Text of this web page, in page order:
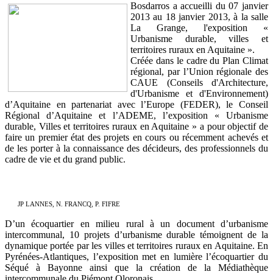
Bosdarros a accueilli du 07 janvier
2013 au 18 janvier 2013, à la salle
La Grange, l'exposition «
Urbanisme durable, villes et
territoires ruraux en Aquitaine ».
Créée dans le cadre du Plan Climat
régional, par l’Union régionale des
CAUE (Conseils d'Architecture,
d'Urbanisme et d'Environnement)
d’Aquitaine en partenariat avec l’Europe (FEDER), le Conseil
Régional d’Aquitaine et l’ADEME, l’exposition « Urbanisme
durable, Villes et territoires ruraux en Aquitaine » a pour objectif de
faire un premier état des projets en cours ou récemment achevés et
de les porter à la connaissance des décideurs, des professionnels du
cadre de vie et du grand public.
JP LANNES, N. FRANCQ, P. FIFRE
D’un écoquartier en milieu rural à un document d’urbanisme
intercommunal, 10 projets d’urbanisme durable témoignent de la
dynamique portée par les villes et territoires ruraux en Aquitaine. En
Pyrénées-Atlantiques, l’exposition met en lumière l’écoquartier du
Séqué à Bayonne ainsi que la création de la Médiathèque